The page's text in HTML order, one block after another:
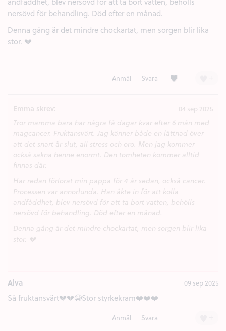
nersövd för behandling. Död efter en månad.
Denna gång är det mindre chockartat, men sorgen blir lika
stor. 💔
Anmäl Svara Kärlek (2)
Emma skrev: 04 sep 2025
Tror mamma bara har några få dagar kvar efter 6 mån med
magcancer. Fruktansvärt. Jag känner både en lättnad över
att det snart är slut, all stress och oro. Men jag kommer
också sakna henne enormt. Den tomheten kommer alltid
finnas där.
Har redan förlorat min pappa för 4 år sedan, också cancer.
Processen var annorlunda. Han åkte in för att kolla
andfåddhet, blev nersövd för att ta bort vatten, behölls
nersövd för behandling. Död efter en månad.
Denna gång är det mindre chockartat, men sorgen blir lika
stor. 💔
Alva 09 sep 2025
Så fruktansvärt💔💔😭Stor styrkekram❤️❤️❤️
Anmäl Svara